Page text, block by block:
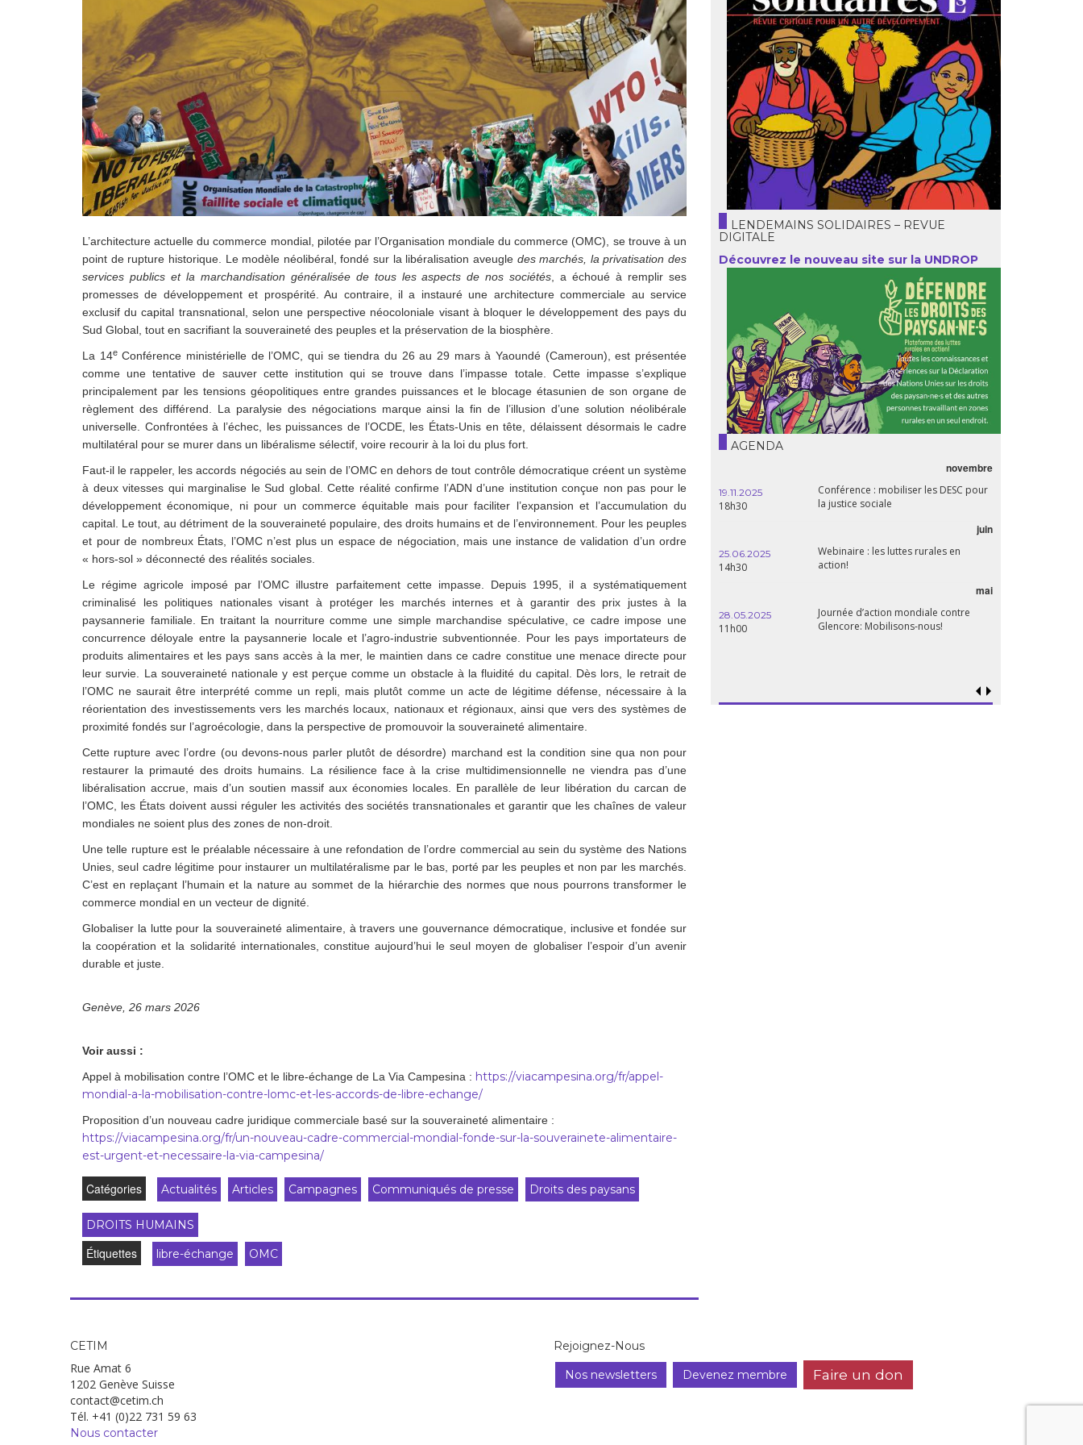
Droit au
développement
Par pays Argentine
Bolivie
Brésil
Chili
Colombie
Cuba
Equateur
Espagne
Guatemala
Haïti
Nigeria
Palestine
Syrie
Turquie
Venezuela
Déclarations à l’ONU
Conférences
Archives à
disposition
Cahiers critiques
Diffusion librairies
L’architecture actuelle du commerce mondial, pilotée par l’Organisation mondiale du commerce (OMC), se trouve à un
point de rupture historique. Le modèle néolibéral, fondé sur la libéralisation aveugle des marchés , la privatisation des
services publics et la marchandisation généralisée de tous les aspects de nos sociétés , a échoué à remplir ses
promesses de développementet prospérité. Au contraire, il a instauré une architecture commerciale au service
exclusif du capital transnational, selon une perspective néocoloniale visant à bloquer le développement des pays du
Sud Global, tout en sacrifiant la souveraineté des peuples et la préservation de la biosphère.
La 14eConférence ministérielle de l’OMC, qui se tiendra du 26 au 29 mars à Yaoundé (Cameroun), est présentée
comme une tentative de sauver cette institution qui se trouve dans l’impasse totale. Cette impasse s’explique
principalement par les tensions géopolitiques entre grandes puissances et le blocage étasunien de son organe de
règlement des différend. La paralysie des négociations marque ainsi la fin de l’illusion d’une solution néolibérale
universelle. Confrontées à l’échec, les puissances de l’OCDE, les États-Unis en tête, délaissent désormais le cadre
multilatéral pour se murer dans un libéralisme sélectif, voire recourir à la loi du plus fort.
Faut-il le rappeler, les accords négociés au sein de l’OMC en dehors de tout contrôle démocratique créent un système
à deux vitesses qui marginalise le Sud global. Cette réalité confirme l’ADN d’une institution conçue non pas pour le
développement économique, ni pour un commerce équitable mais pour faciliter l’expansion et l’accumulation du
capital. Le tout, au détriment de la souveraineté populaire, des droits humains et de l’environnement. Pour les peuples
et pour de nombreux États, l’OMC n’est plus un espace de négociation, mais une instance de validation d’un ordre
« hors-sol » déconnecté des réalités sociales.
Le régime agricole imposé parl’OMC illustre parfaitement cette impasse. Depuis 1995, il a systématiquement
criminalisé les politiques nationales visant à protéger les marchés internes et à garantir des prix justes à la
paysannerie familiale. En traitant la nourriture comme une simple marchandise spéculative, ce cadre impose une
concurrence déloyale entre la paysannerie locale et l’agro-industrie subventionnée. Pour les pays importateurs de
produits alimentaires et les pays sans accès à la mer, le maintien dans ce cadre constitue une menace directe pour
leur survie. La souveraineté nationale y est perçue comme un obstacle à la fluidité du capital. Dès lors, le retrait de
l’OMC ne saurait être interprété comme un repli, mais plutôt comme un acte de légitime défense, nécessaire à la
réorientation des investissements vers les marchés locaux, nationaux et régionaux, ainsi que vers des systèmes de
proximité fondés sur l’agroécologie, dans la perspective de promouvoir la souveraineté alimentaire.
Cette rupture avec l’ordre (ou devons-nous parler plutôt de désordre) marchand est la condition sine qua non pour
restaurer la primauté des droits humains. La résilience face à la crise multidimensionnelle ne viendra pas d’une
libéralisation accrue, mais d’un soutien massif aux économies locales. En parallèle de leur libération du carcan de
l’OMC, les États doivent aussi réguler les activités des sociétés transnationales et garantir que les chaînes de valeur
mondiales ne soient plus des zones de non-droit.
Une telle rupture est le préalable nécessaire à une refondation de l’ordre commercial au sein du système des Nations
Unies, seul cadre légitime pour instaurer un multilatéralisme par le bas, porté par les peuples et non par les marchés.
C’est en replaçant l’humain et la nature au sommet de la hiérarchie des normes que nous pourrons transformer le
commerce mondial en un vecteur de dignité.
Globaliser la lutte pour la souveraineté alimentaire, à travers une gouvernance démocratique, inclusive et fondée sur
la coopération et la solidarité internationales, constitue aujourd’hui le seul moyen de globaliser l’espoir d’un avenir
durable et juste.
Genève, 26 mars 2026
Voir aussi :
Appel à mobilisation contre l’OMC et le libre-échange de La Via Campesina : https://viacampesina.org/fr/appel-
mondial-a-la-mobilisation-contre-lomc-et-les-accords-de-libre-echange/
Proposition d’un nouveau cadre juridique commerciale basé sur la souveraineté alimentaire :
https://viacampesina.org/fr/un-nouveau-cadre-commercial-mondial-fonde-sur-la-souverainete-alimentaire-
est-urgent-et-necessaire-la-via-campesina/
Catégories Actualités Articles Campagnes Communiqués de presse Droits des paysans
DROITS HUMAINS
Étiquettes libre-échange OMC
LENDEMAINS SOLIDAIRES – REVUE
DIGITALE
Découvrez le nouveau site sur la UNDROP
AGENDA
novembre
19.11.2025
18h30
Conférence : mobiliser les DESC pour
la justice sociale
juin
25.06.2025
14h30
Webinaire : les luttes rurales en
action!
mai
28.05.2025
11h00
Journée d’action mondiale contre
Glencore: Mobilisons-nous!
CETIM
Rue Amat 6
1202 Genève Suisse
contact@cetim.ch
Tél. +41 (0)22 731 59 63
Nous contacter
Rejoignez-Nous
Nos newsletters
Devenez membre Faire un don